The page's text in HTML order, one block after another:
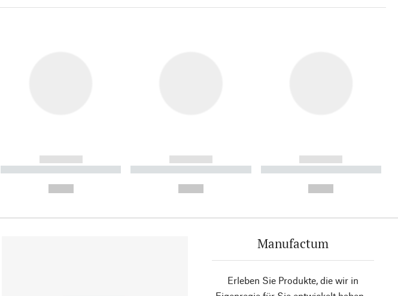
------------
----------- ----------- ----------
------------
----------- ----------- ----------
------------
----------- ----------- ----------
Manufactum
Erleben Sie Produkte, die wir in